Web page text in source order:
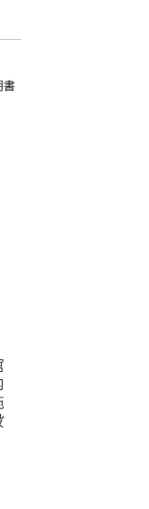
書